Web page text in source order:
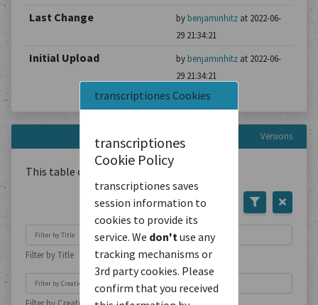
transcriptiones Cookies
transcriptiones
Cookie Policy
transcriptiones saves
session information to
cookies to provide its
service. We don't use any
tracking mechanisms or
3rd party cookies. Please
confirm that you received
Last Change
by benjaminhitzat 2022-06-
29 21:34:21
Initial Upload by benjaminhitzat 2022-06-
29 21:34:21
Versions
This table contains Document
Filter by Title